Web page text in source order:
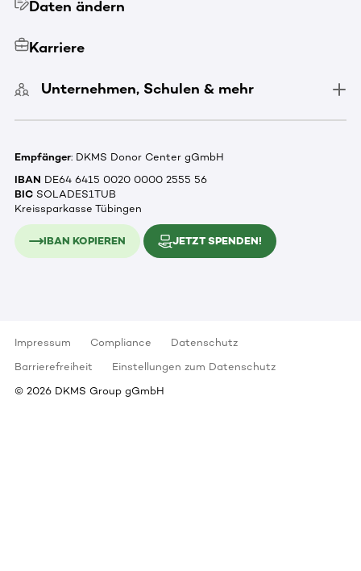
Daten ändern
Karriere
Unternehmen, Schulen & mehr
Empfänger: DKMS Donor Center gGmbH
IBAN DE64 6415 0020 0000 2555 56
BIC SOLADES1TUB
Kreissparkasse Tübingen
IBAN KOPIEREN JETZT SPENDEN!
Impressum Compliance
Datenschutz
Barrierefreiheit
Einstellungen zum Datenschutz
© 2026 DKMS Group gGmbH